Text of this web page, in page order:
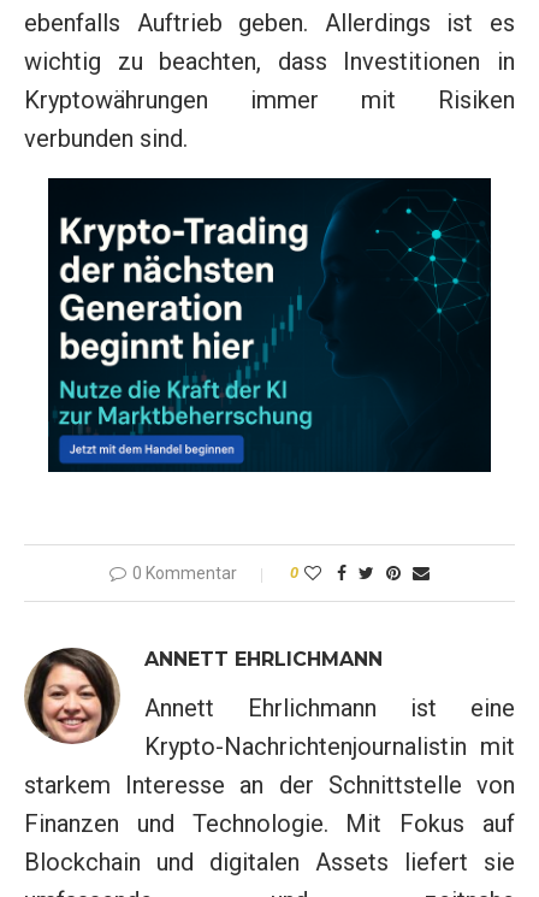
ebenfalls Auftrieb geben. Allerdings ist es
wichtig zu beachten, dass Investitionen in
Kryptowährungen immer mit Risiken
verbunden sind.
0 Kommentar 0
ANNETT EHRLICHMANN
Annett Ehrlichmann ist eine
Krypto-Nachrichtenjournalistin mit
starkem Interesse an der Schnittstelle von
Finanzen und Technologie. Mit Fokus auf
Blockchain und digitalen Assets liefert sie